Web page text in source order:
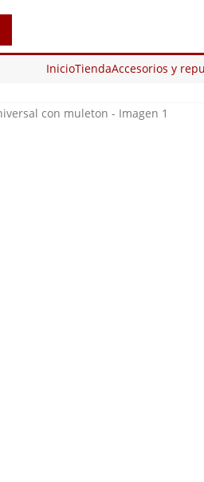
InicioTiendaAccesorios y